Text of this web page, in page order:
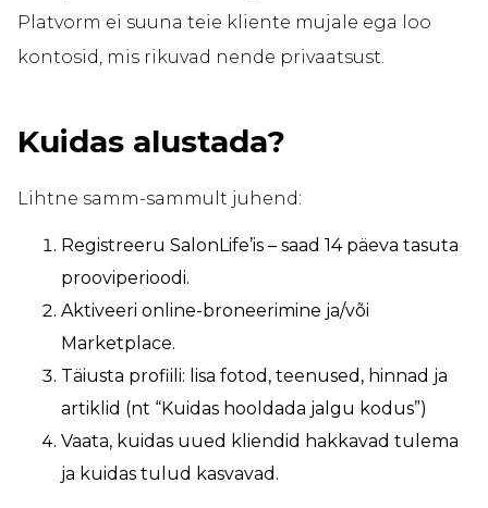
Platvorm ei suuna teie kliente mujale ega loo
kontosid, mis rikuvad nende privaatsust.
Kuidas alustada?
Lihtne samm-sammult juhend:
Registreeru SalonLife’is – saad 14 päeva tasuta
prooviperioodi.
Aktiveeri online-broneerimine ja/või
Marketplace.
Täiusta profiili: lisa fotod, teenused, hinnad ja
artiklid (nt “Kuidas hooldada jalgu kodus”)
Vaata, kuidas uued kliendid hakkavad tulema
ja kuidas tulud kasvavad.